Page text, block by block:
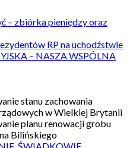
– zbiórka pieniędzy oraz
RP na uchodźstwie
– NASZA WSPÓLNA
stanu zachowania
w Wielkiej Brytanii
planu renowacji grobu
Bilińskiego